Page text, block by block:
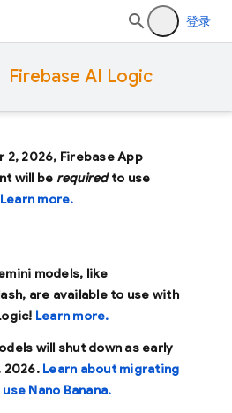
登录
Firebase AI Logic
2, 2026, Firebase App
will be requiredto use
Learn more.
models, like
, are available to use with
Learn more.
will shut down as early
2026. Learn about migrating
Nano Banana.